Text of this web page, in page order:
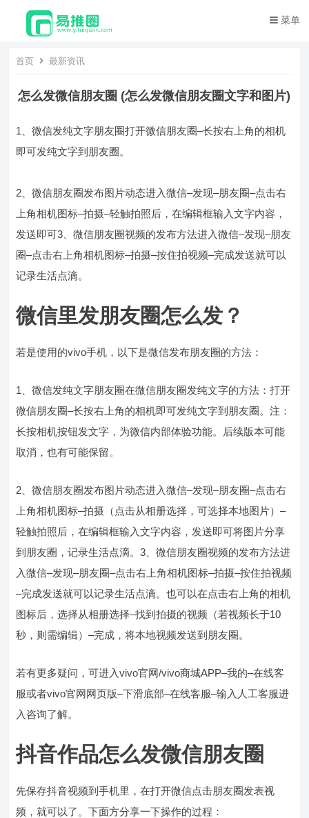
菜单
首页 最新资讯
怎么发微信朋友圈 (怎么发微信朋友圈文字和图片)
1、微信发纯文字朋友圈打开微信朋友圈–长按右上角的相机
即可发纯文字到朋友圈。
2、微信朋友圈发布图片动态进入微信–发现–朋友圈–点击右
上角相机图标–拍摄–轻触拍照后，在编辑框输入文字内容，
发送即可3、微信朋友圈视频的发布方法进入微信–发现–朋友
圈–点击右上角相机图标–拍摄–按住拍视频–完成发送就可以
记录生活点滴。
微信里发朋友圈怎么发？
若是使用的vivo手机，以下是微信发布朋友圈的方法：
1、微信发纯文字朋友圈在微信朋友圈发纯文字的方法：打开
微信朋友圈–长按右上角的相机即可发纯文字到朋友圈。注：
长按相机按钮发文字，为微信内部体验功能。后续版本可能
取消，也有可能保留。
2、微信朋友圈发布图片动态进入微信–发现–朋友圈–点击右
上角相机图标–拍摄（点击从相册选择，可选择本地图片）–
轻触拍照后，在编辑框输入文字内容，发送即可将图片分享
到朋友圈，记录生活点滴。3、微信朋友圈视频的发布方法进
入微信–发现–朋友圈–点击右上角相机图标–拍摄–按住拍视频
–完成发送就可以记录生活点滴。也可以在点击右上角的相机
图标后，选择从相册选择–找到拍摄的视频（若视频长于10
秒，则需编辑）–完成，将本地视频发送到朋友圈。
若有更多疑问，可进入vivo官网/vivo商城APP–我的–在线客
服或者vivo官网网页版–下滑底部–在线客服–输入人工客服进
入咨询了解。
抖音作品怎么发微信朋友圈
先保存抖音视频到手机里，在打开微信点击朋友圈发表视
频，就可以了。下面方分享一下操作的过程：